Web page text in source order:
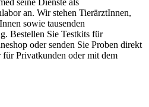
an. Wir stehen TierärztInnen,
sowie tausenden
Bestellen Sie Testkits für
oder senden Sie Proben direkt
Privatkunden oder mit dem